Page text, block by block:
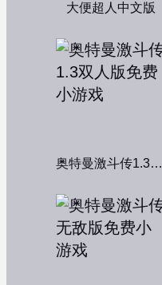
大便超人中文版
奥特曼激斗传1.3双人版